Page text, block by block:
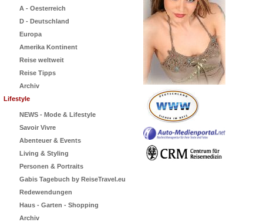
A - Oesterreich
D - Deutschland
Europa
Amerika Kontinent
Reise weltweit
Reise Tipps
Archiv
Lifestyle
NEWS - Mode & Lifestyle
Savoir Vivre
Abenteuer & Events
Living & Styling
Personen & Portraits
Gabis Tagebuch by ReiseTravel.eu
Redewendungen
Haus - Garten - Shopping
Archiv